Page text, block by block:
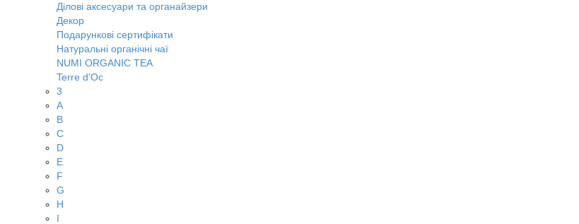
Ділові аксесуари та органайзери
Декор
Подарункові сертифікати
Натуральні органічні чаї
NUMI ORGANIC TEA
Terre d'Oc
3
A
B
C
D
E
F
G
H
I